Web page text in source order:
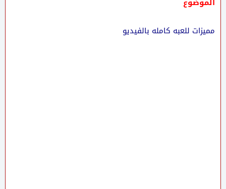
مميزات للعبه كامله بالفيديو